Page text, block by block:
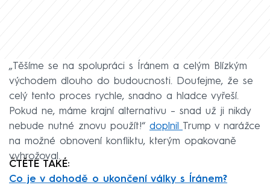
„Těšíme se na spolupráci s Íránem a celým Blízkým
východem dlouho do budoucnosti. Doufejme, že se
celý tento proces rychle, snadno a hladce vyřeší.
Pokud ne, máme krajní alternativu – snad už ji nikdy
nebude nutné znovu použít!“ doplnil Trump v narážce
na možné obnovení konfliktu, kterým opakovaně
vyhrožoval.
ČTĚTE TAKÉ:
Co je v dohodě o ukončení války s Íránem?